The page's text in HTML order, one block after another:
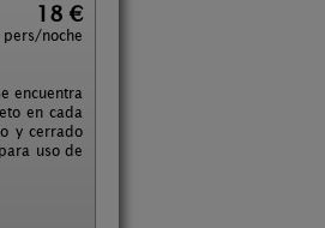
18 €
pers/noche
encuentra
en cada
y cerrado
uso de